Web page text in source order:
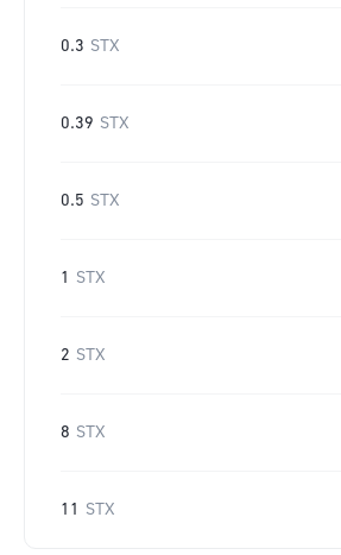
0.3 STX
0.39 STX
0.5 STX
1 STX
2 STX
8 STX
11 STX